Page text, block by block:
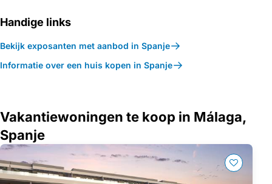
Handige links
Bekijk exposanten met aanbod in Spanje
Informatie over een huis kopen in Spanje
Vakantiewoningen te koop in Málaga,
Spanje